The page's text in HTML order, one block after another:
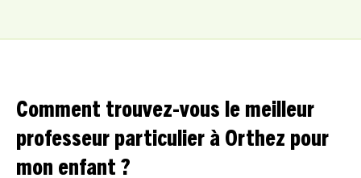
Comment trouvez-vous le meilleur
professeur particulier à Orthez pour
mon enfant ?